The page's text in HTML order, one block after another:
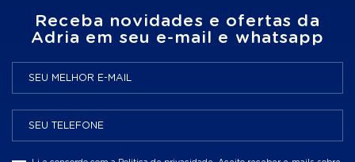
Receba novidades e ofertas da
Adria em seu e-mail e whatsapp